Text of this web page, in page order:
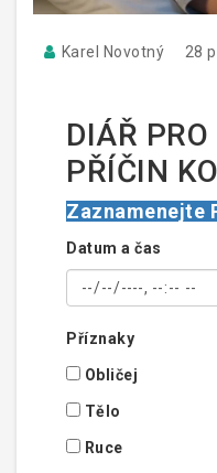
Karel Novotný 28
DIÁŘ
PŘÍČIN
Zaznamenejte
Datum a čas
Příznaky
Obličej
Tělo
Ruce